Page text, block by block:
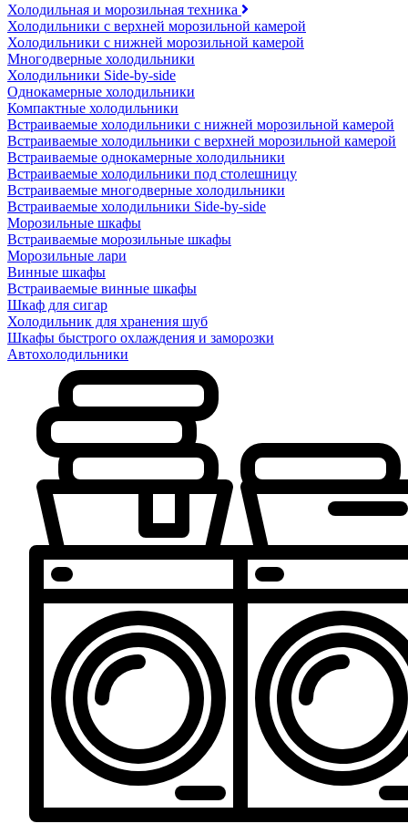
Холодильная и морозильная техника
Холодильники с верхней морозильной камерой
Холодильники с нижней морозильной камерой
Многодверные холодильники
Холодильники Side-by-side
Однокамерные холодильники
Компактные холодильники
Встраиваемые холодильники с нижней морозильной камерой
Встраиваемые холодильники с верхней морозильной камерой
Встраиваемые однокамерные холодильники
Встраиваемые холодильники под столешницу
Встраиваемые многодверные холодильники
Встраиваемые холодильники Side-by-side
Морозильные шкафы
Встраиваемые морозильные шкафы
Морозильные лари
Винные шкафы
Встраиваемые винные шкафы
Шкаф для сигар
Холодильник для хранения шуб
Шкафы быстрого охлаждения и заморозки
Автохолодильники